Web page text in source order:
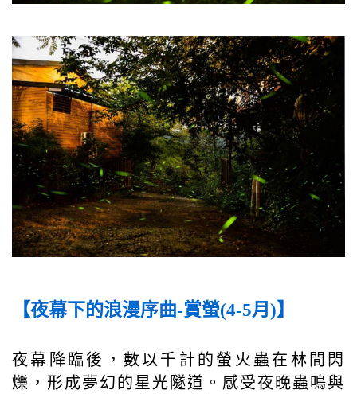
【夜幕下的浪漫序曲-賞螢(4-5月)】
夜幕降臨後，數以千計的螢火蟲在林間閃
爍，形成夢幻的星光隧道。感受夜晚蟲鳴與